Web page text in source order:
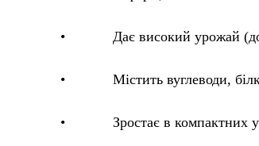
• Дає високий урожай (до
• Містить вуглеводи,
• Зростає в компактних